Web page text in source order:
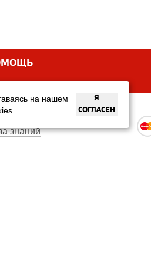
знаний
на нашем
Я
СОГЛАСЕН